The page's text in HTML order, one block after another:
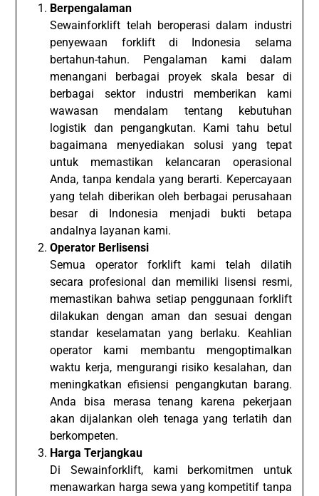
Berpengalaman
Sewainforklift telah beroperasi dalam industri
penyewaan forklift di Indonesia selama
bertahun-tahun. Pengalaman kami dalam
menangani berbagai proyek skala besar di
berbagai sektor industri memberikan kami
wawasan mendalam tentang kebutuhan
logistik dan pengangkutan. Kami tahu betul
bagaimana menyediakan solusi yang tepat
untuk memastikan kelancaran operasional
Anda, tanpa kendala yang berarti. Kepercayaan
yang telah diberikan oleh berbagai perusahaan
besar di Indonesia menjadi bukti betapa
andalnya layanan kami.
Operator Berlisensi
Semua operator forklift kami telah dilatih
secara profesional dan memiliki lisensi resmi,
memastikan bahwa setiap penggunaan forklift
dilakukan dengan aman dan sesuai dengan
standar keselamatan yang berlaku. Keahlian
operator kami membantu mengoptimalkan
waktu kerja, mengurangi risiko kesalahan, dan
meningkatkan efisiensi pengangkutan barang.
Anda bisa merasa tenang karena pekerjaan
akan dijalankan oleh tenaga yang terlatih dan
berkompeten.
Harga Terjangkau
Di Sewainforklift, kami berkomitmen untuk
menawarkan harga sewa yang kompetitif tanpa